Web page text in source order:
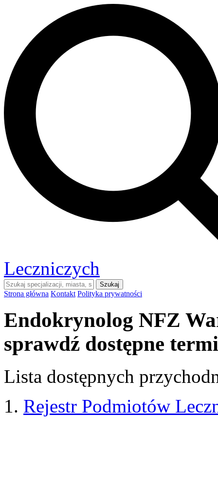
Leczniczych
Szukaj
Strona główna Kontakt Polityka prywatności
Endokrynolog NFZ
sprawdź dostępne
Lista dostępnych
Rejestr Podmiotów